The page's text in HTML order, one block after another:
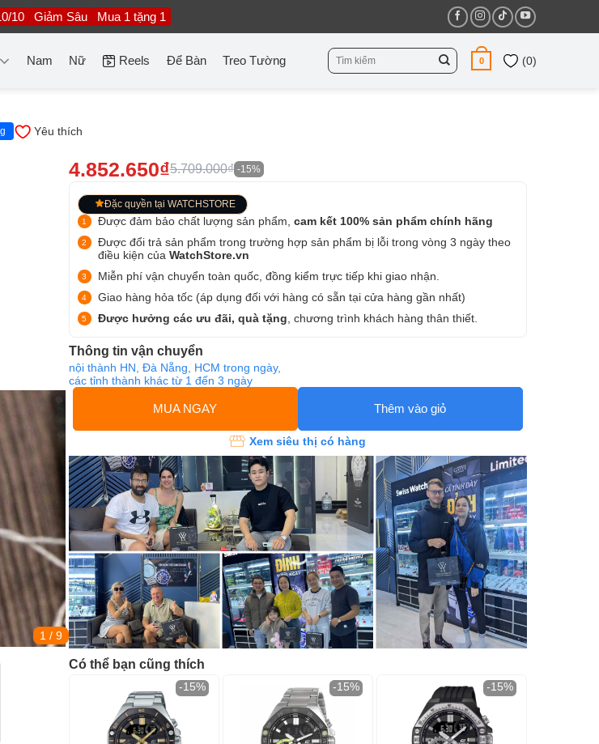
10 Giảm Sâu Mua 1 tặng 1
Nam Nữ Reels Để Bàn Treo Tường
Tìm
kiếm:
0 (0)
Yêu thích
1 / 9
4.852.650₫5.709.000₫ -15%
Đặc quyền tại WATCHSTORE
Được đảm bảo chất lượng sản phẩm, cam kết 100% sản phẩm chính hãng
Được đổi trả sản phẩm trong trường hợp sản phẩm bị lỗi trong vòng 3 ngày theo
điều kiện của WatchStore.vn
Miễn phí vận chuyển toàn quốc, đồng kiểm trực tiếp khi giao nhận.
Giao hàng hỏa tốc (áp dụng đối với hàng có sẵn tại cửa hàng gần nhất)
Được hưởng các ưu đãi, quà tặng , chương trình khách hàng thân thiết.
Thông tin vận chuyển
nội thành HN, Đà Nẵng, HCM trong ngày,
các tỉnh thành khác từ 1 đến 3 ngày
MUA NGAY Thêm vào giỏ
Xem siêu thị có hàng
Có thể bạn cũng thích
-15% -15% -15%